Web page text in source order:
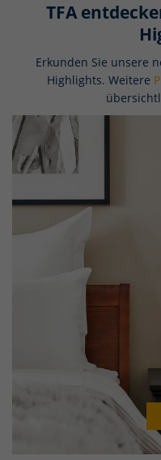
TFA
Erkunden Sie unsere
Highlights. Weitere